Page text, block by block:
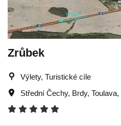
Zrůbek
Výlety, Turistické cíle
Střední Čechy, Brdy, Toulava,